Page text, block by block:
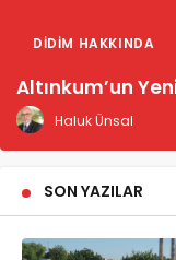
DIDIM HAKKINDA
Altınkum’un
Haluk Ünsal
SON YAZILAR